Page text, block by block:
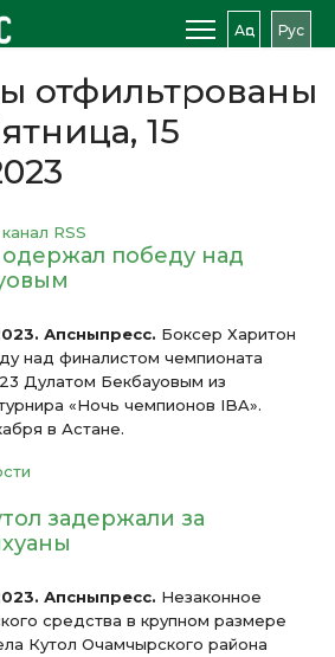
Аԥс Рус
отфильтрованы
15
RSS
победу над
Апсныпресс. Боксер Харитон
над финалистом чемпионата
Дулатом Бекбауовым из
«Ночь чемпионов IBA».
в Астане.
задержали за
Апсныпресс. Незаконное
средства в крупном размере
Кутол Очамчырского района